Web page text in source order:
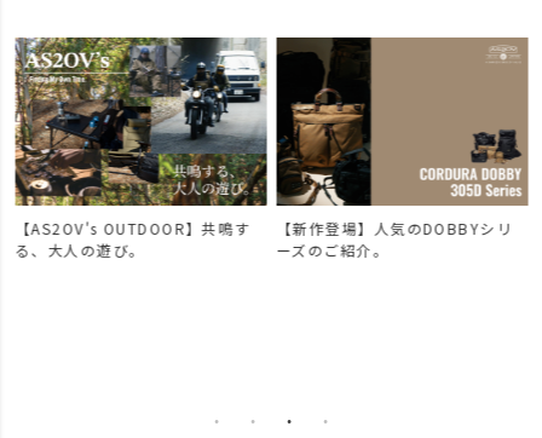
【AS2OV's OUTDOOR】共鳴す
る、大人の遊び。
【新作登場】人気のDOBBYシリ
ーズのご紹介。